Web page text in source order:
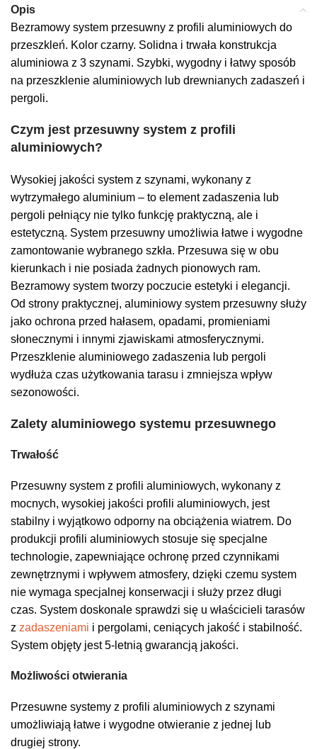
Opis
Bezramowy system przesuwny z profili aluminiowych do
przeszkleń. Kolor czarny. Solidna i trwała konstrukcja
aluminiowa z 3 szynami. Szybki, wygodny i łatwy sposób
na przeszklenie aluminiowych lub drewnianych zadaszeń i
pergoli.
Czym jest przesuwny system z profili
aluminiowych?
Wysokiej jakości system z szynami, wykonany z
wytrzymałego aluminium – to element zadaszenia lub
pergoli pełniący nie tylko funkcję praktyczną, ale i
estetyczną. System przesuwny umożliwia łatwe i wygodne
zamontowanie wybranego szkła. Przesuwa się w obu
kierunkach i nie posiada żadnych pionowych ram.
Bezramowy system tworzy poczucie estetyki i elegancji.
Od strony praktycznej, aluminiowy system przesuwny służy
jako ochrona przed hałasem, opadami, promieniami
słonecznymi i innymi zjawiskami atmosferycznymi.
Przeszklenie aluminiowego zadaszenia lub pergoli
wydłuża czas użytkowania tarasu i zmniejsza wpływ
sezonowości.
Zalety aluminiowego systemu przesuwnego
Trwałość
Przesuwny system z profili aluminiowych, wykonany z
mocnych, wysokiej jakości profili aluminiowych, jest
stabilny i wyjątkowo odporny na obciążenia wiatrem. Do
produkcji profili aluminiowych stosuje się specjalne
technologie, zapewniające ochronę przed czynnikami
zewnętrznymi i wpływem atmosfery, dzięki czemu system
nie wymaga specjalnej konserwacji i służy przez długi
czas. System doskonale sprawdzi się u właścicieli tarasów
z zadaszeniami i pergolami, ceniących jakość i stabilność.
System objęty jest 5-letnią gwarancją jakości.
Możliwości otwierania
Przesuwne systemy z profili aluminiowych z szynami
umożliwiają łatwe i wygodne otwieranie z jednej lub
drugiej strony.